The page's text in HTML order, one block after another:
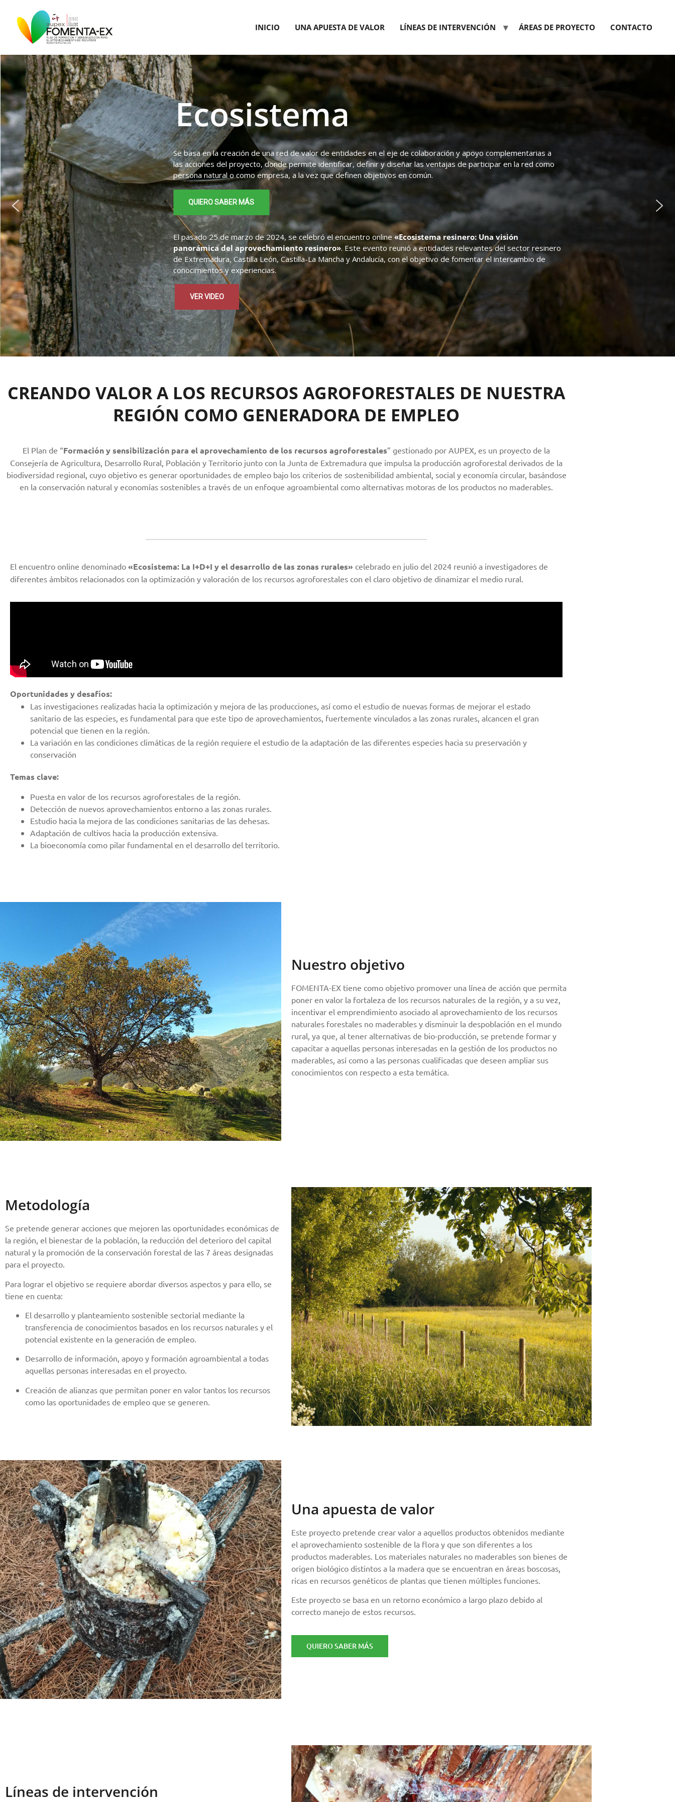
INICIO UNA APUESTA DE VALOR LÍNEAS DE INTERVENCIÓN ÁREAS DE PROYECTO CONTACTO
Ecosistema
Se basa en la creación de una red de valor de entidades en el eje de colaboración y apoyo complementarias a
las acciones del proyecto, donde permite identificar, definir y diseñar las ventajas de participar en la red como
persona natural o como empresa, a la vez que definen objetivos en común.
El pasado 25 de marzo de 2024, se celebró el encuentro online «Ecosistema resinero: Una visión
panorámica del aprovechamiento resinero». Este evento reunió a entidades relevantes del sector resinero
de Extremadura, Castilla León, Castilla-La Mancha y Andalucía, con el objetivo de fomentar el intercambio de
conocimientos y experiencias.
QUIERO SABER MÁS
VER VIDEO
CREANDO VALOR A LOS RECURSOS AGROFORESTALES DE NUESTRA
REGIÓN COMO GENERADORA DE EMPLEO
El Plan de “Formación y sensibilización para el aprovechamiento de los recursos agroforestales” gestionado por AUPEX, es un proyecto de la
Consejería de Agricultura, Desarrollo Rural, Población y Territorio junto con la Junta de Extremadura que impulsa la producción agroforestal derivados de la
biodiversidad regional, cuyo objetivo es generar oportunidades de empleo bajo los criterios de sostenibilidad ambiental, social y economía circular, basándose
en la conservación natural y economías sostenibles a través de un enfoque agroambiental como alternativas motoras de los productos no maderables.
El encuentro online denominado «Ecosistema: La I+D+I y el desarrollo de las zonas rurales» celebrado en julio del 2024 reunió a investigadores de
diferentes ámbitos relacionados con la optimización y valoración de los recursos agroforestales con el claro objetivo de dinamizar el medio rural.
Oportunidades y desafíos:
Las investigaciones realizadas hacia la optimización y mejora de las producciones, así como el estudio de nuevas formas de mejorar el estado
sanitario de las especies, es fundamental para que este tipo de aprovechamientos, fuertemente vinculados a las zonas rurales, alcancen el gran
potencial que tienen en la región.
La variación en las condiciones climáticas de la región requiere el estudio de la adaptación de las diferentes especies hacia su preservación y
conservación
Temas clave:
Puesta en valor de los recursos agroforestales de la región.
Detección de nuevos aprovechamientos entorno a las zonas rurales.
Estudio hacia la mejora de las condiciones sanitarias de las dehesas.
Adaptación de cultivos hacia la producción extensiva.
La bioeconomía como pilar fundamental en el desarrollo del territorio.
Nuestro objetivo
FOMENTA-EX tiene como objetivo promover una línea de acción que permita
poner en valor la fortaleza de los recursos naturales de la región, y a su vez,
incentivar el emprendimiento asociado al aprovechamiento de los recursos
naturales forestales no maderables y disminuir la despoblación en el mundo
rural, ya que, al tener alternativas de bio-producción, se pretende formar y
capacitar a aquellas personas interesadas en la gestión de los productos no
maderables, así como a las personas cualificadas que deseen ampliar sus
conocimientos con respecto a esta temática.
Metodología
Se pretende generar acciones que mejoren las oportunidades económicas de
la región, el bienestar de la población, la reducción del deterioro del capital
natural y la promoción de la conservación forestal de las 7 áreas designadas
para el proyecto.
Para lograr el objetivo se requiere abordar diversos aspectos y para ello, se
tiene en cuenta:
El desarrollo y planteamiento sostenible sectorial mediante la
transferencia de conocimientos basados en los recursos naturales y el
potencial existente en la generación de empleo.
Desarrollo de información, apoyo y formación agroambiental a todas
aquellas personas interesadas en el proyecto.
Creación de alianzas que permitan poner en valor tantos los recursos
como las oportunidades de empleo que se generen.
Una apuesta de valor
Este proyecto pretende crear valor a aquellos productos obtenidos mediante
el aprovechamiento sostenible de la flora y que son diferentes a los
productos maderables. Los materiales naturales no maderables son bienes de
origen biológico distintos a la madera que se encuentran en áreas boscosas,
ricas en recursos genéticos de plantas que tienen múltiples funciones.
Este proyecto se basa en un retorno económico a largo plazo debido al
correcto manejo de estos recursos.
QUIERO SABER MÁS
Líneas de intervención